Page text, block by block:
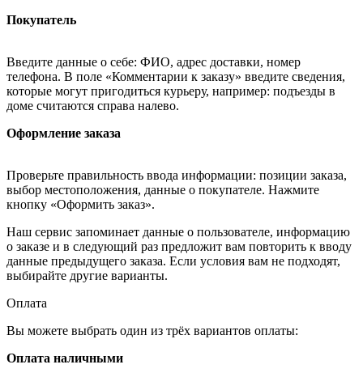
Покупатель
Введите данные о себе: ФИО, адрес доставки, номер
телефона. В поле «Комментарии к заказу» введите сведения,
которые могут пригодиться курьеру, например: подъезды в
доме считаются справа налево.
Оформление заказа
Проверьте правильность ввода информации: позиции заказа,
выбор местоположения, данные о покупателе. Нажмите
кнопку «Оформить заказ».
Наш сервис запоминает данные о пользователе, информацию
о заказе и в следующий раз предложит вам повторить к вводу
данные предыдущего заказа. Если условия вам не подходят,
выбирайте другие варианты.
Оплата
Вы можете выбрать один из трёх вариантов оплаты:
Оплата наличными